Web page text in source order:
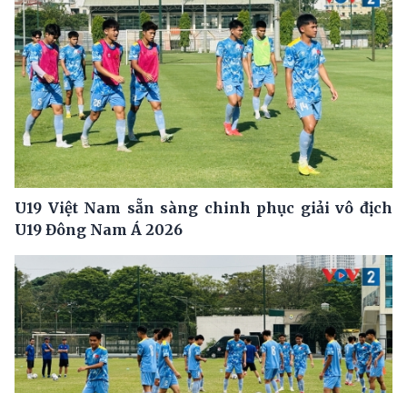
U19 Việt Nam sẵn sàng chinh phục giải vô địch
U19 Đông Nam Á 2026